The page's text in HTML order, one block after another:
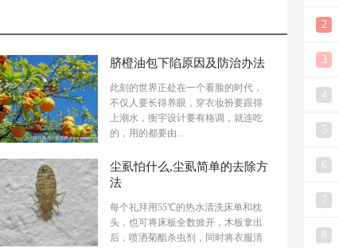
脐橙油包下陷原因及防治办法
此刻的世界正处在一个看脸的时代，
不仅人要长得养眼，穿衣妆扮要跟得
上潮水，衡宇设计要有格调，就连吃
的，用的都要由...
尘虱怕什么,尘虱简单的去除方
法
每个礼拜用55℃的热水清洗床单和枕
头，也可将床板全数掀开，木板拿出
后，喷洒菊酯杀虫剂，同时将衣服清
2
3
4
5
6
7
8